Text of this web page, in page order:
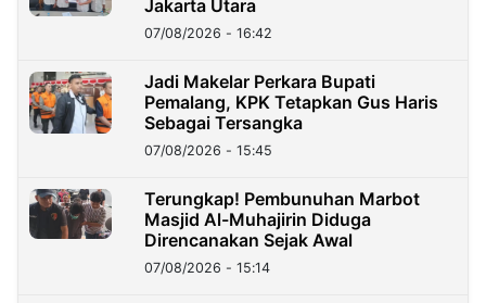
Jakarta Utara
07/08/2026 - 16:42
Jadi Makelar Perkara Bupati
Pemalang, KPK Tetapkan Gus Haris
Sebagai Tersangka
07/08/2026 - 15:45
Terungkap! Pembunuhan Marbot
Masjid Al-Muhajirin Diduga
Direncanakan Sejak Awal
07/08/2026 - 15:14